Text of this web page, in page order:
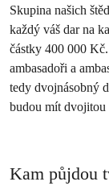
Skupina našich
každý váš dar na
částky 400 000
ambasadoři a
tedy dvojnásobný
budou mít dvojitou
Kam půjdou